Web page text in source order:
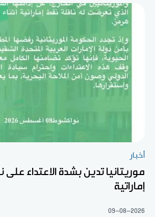
أخبار
موريتانيا تدين بشدة الاعتداء
إماراتية
09-08-2026